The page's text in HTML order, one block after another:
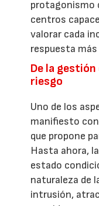
protagonismo
centros
valorar cada
respuesta más
De la
riesgo
Uno de los
manifiesto
que propone
Hasta ahora,
estado
naturaleza de
intrusión,